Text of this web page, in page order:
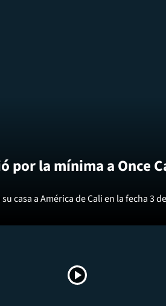
por la mínima a Once
casa a América de Cali en la fecha 3